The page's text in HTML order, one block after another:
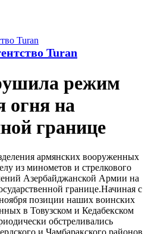
Turan
режим
огня на
границе
армянских вооруженных
из минометов и стрелкового
Азербайджанской Армии на
границе.Начиная с
позиции наших воинских
в Товузском и Кедабекском
обстреливались
и Чамбаракского районов